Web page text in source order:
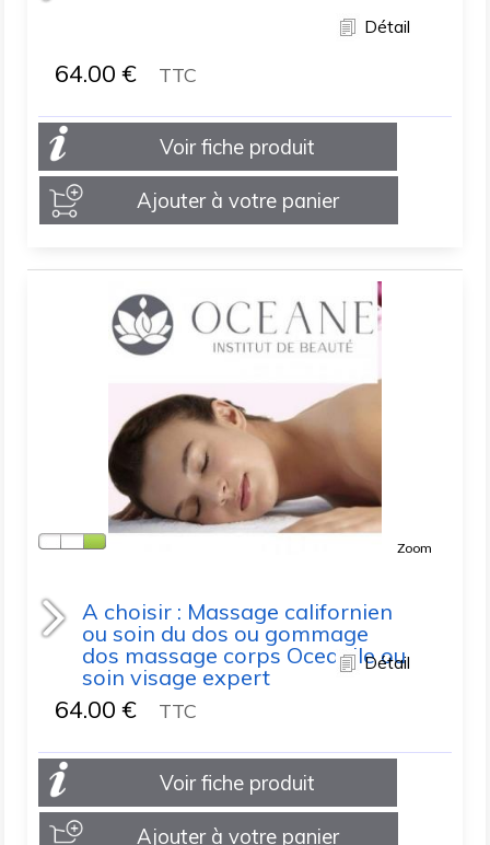
Détail
64.00 € TTC
Voir fiche produit
Ajouter à votre panier
Zoom
A choisir : Massage californien
ou soin du dos ou gommage
dos massage corps Oceanile ou
soin visage expert
Détail
64.00 € TTC
Voir fiche produit
Ajouter à votre panier